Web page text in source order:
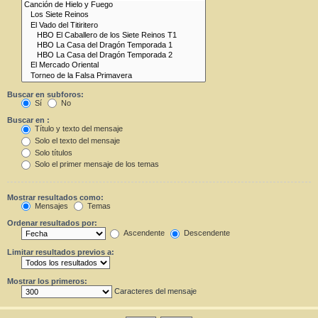
Buscar en subforos:
Sí
No
Buscar en :
Título y texto del mensaje
Solo el texto del mensaje
Solo títulos
Solo el primer mensaje de los temas
Mostrar resultados como:
Mensajes
Temas
Ordenar resultados por:
Ascendente
Descendente
Limitar resultados previos a:
Mostrar los primeros:
Caracteres del mensaje